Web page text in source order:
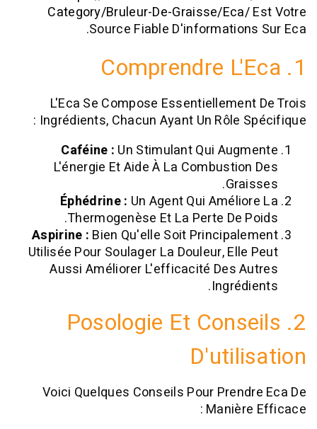
Category/bruleur-De-Graisse/eca/
Source Fiable
L'Eca Se Compose
Ingrédients, Chacun Ayant Un Rôle
Caféine :Un Stimulant Qui
L'énergie Et Aide À La
Éphédrine :Un Agent Qui
Thermogenèse Et La Perte De
Aspirine :Bien Qu'elle Soit
Utilisée Pour Soulager La Douleur,
Aussi Améliorer L'efficacité Des
2. Posologie Et
Voici Quelques Conseils Pour